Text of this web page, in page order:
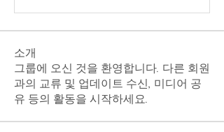
소개
그룹에 오신 것을 환영합니다. 다른 회원
과의 교류 및 업데이트 수신, 미디어 공
유 등의 활동을 시작하세요.